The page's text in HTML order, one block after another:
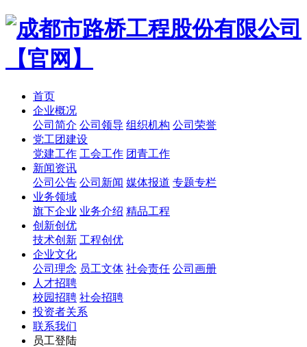
首页
企业概况
公司简介 公司领导 组织机构 公司荣誉
党工团建设
党建工作 工会工作 团青工作
新闻资讯
公司公告 公司新闻 媒体报道 专题专栏
业务领域
旗下企业 业务介绍 精品工程
创新创优
技术创新 工程创优
企业文化
公司理念 员工文体 社会责任 公司画册
人才招聘
校园招聘 社会招聘
投资者关系
联系我们
员工登陆